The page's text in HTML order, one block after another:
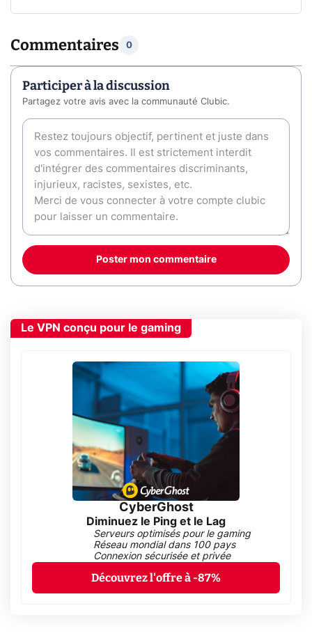
Commentaires 0
Participer à la discussion
Partagez votre avis avec la communauté Clubic.
Poster mon commentaire
Le VPN conçu pour le gaming
CyberGhost
Diminuez le Ping et le Lag
Serveurs optimisés pour le gaming
Réseau mondial dans 100 pays
Connexion sécurisée et privée
Découvrez l'offre à -87%